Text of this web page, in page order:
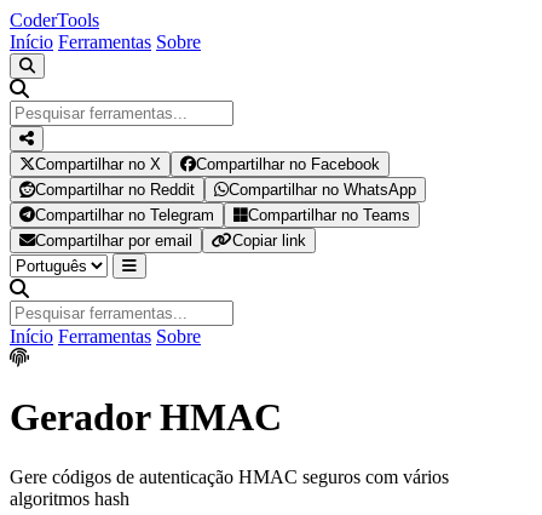
CoderTools
Início Ferramentas Sobre
Compartilhar no X
Compartilhar no Facebook
Compartilhar no Reddit
Compartilhar no WhatsApp
Compartilhar no Telegram
Compartilhar no Teams
Compartilhar por email
Copiar link
Início Ferramentas Sobre
Gerador HMAC
Gere códigos de autenticação HMAC seguros com vários
algoritmos hash